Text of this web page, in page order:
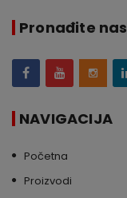
Pronađite nas
NAVIGACIJA
Početna
Proizvodi